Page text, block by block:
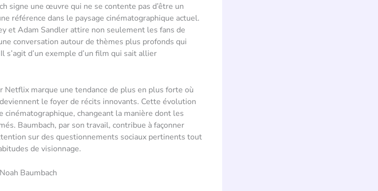
signe une œuvre qui ne se contente pas d’être un
référence dans le paysage cinématographique actuel.
et Adam Sandler attire non seulement les fans de
conversation autour de thèmes plus profonds qui
s’agit d’un exemple d’un film qui sait allier
Netflix marque une tendance de plus en plus forte où
le foyer de récits innovants. Cette évolution
cinématographique, changeant la manière dont les
Baumbach, par son travail, contribue à façonner
sur des questionnements sociaux pertinents tout
de visionnage.
Baumbach